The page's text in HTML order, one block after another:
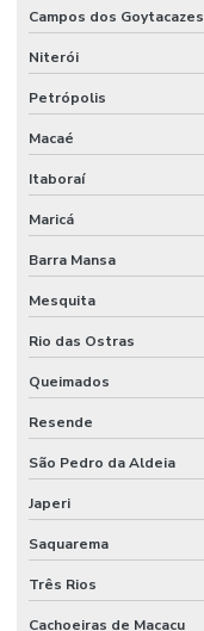
Campos dos Goytacazes
Niterói
Petrópolis
Macaé
Itaboraí
Maricá
Barra Mansa
Mesquita
Rio das Ostras
Queimados
Resende
São Pedro da Aldeia
Japeri
Saquarema
Três Rios
Cachoeiras de Macacu